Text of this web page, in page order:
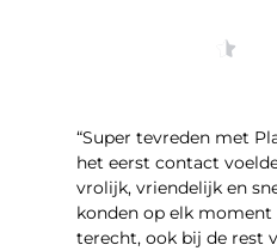
“Super tevreden met
het eerst contact
vrolijk, vriendelijk en
konden op elk
terecht, ook bij de rest